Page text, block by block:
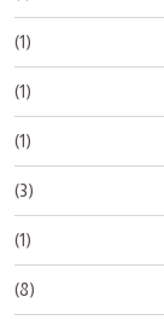
(1)
(1)
(1)
(3)
(1)
(8)